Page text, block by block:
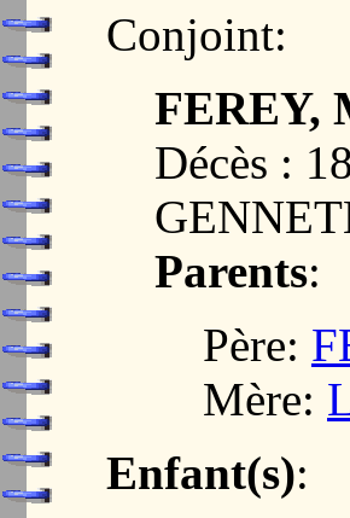
Conjoint:
FEREY,
Décès :
Parents:
Père:
Mère:
Enfant(s):